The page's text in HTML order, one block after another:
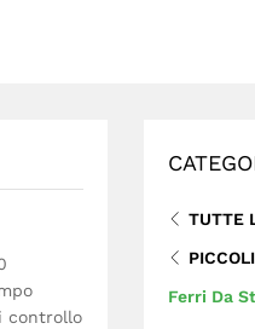
controllo
TUTTE
Ferri Da